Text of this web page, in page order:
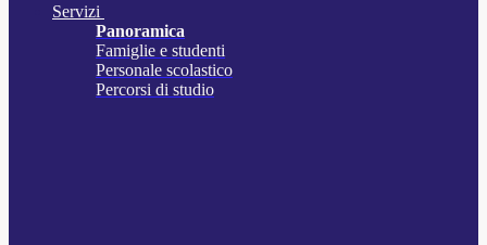
Servizi
Panoramica
Famiglie e studenti
Personale scolastico
Percorsi di studio